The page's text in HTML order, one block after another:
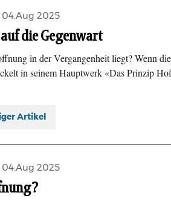
04.Aug 2025
die Gegenwart
in der Vergangenheit liegt? Wenn
in seinem Hauptwerk «Das Prinzip
Artikel
04.Aug 2025